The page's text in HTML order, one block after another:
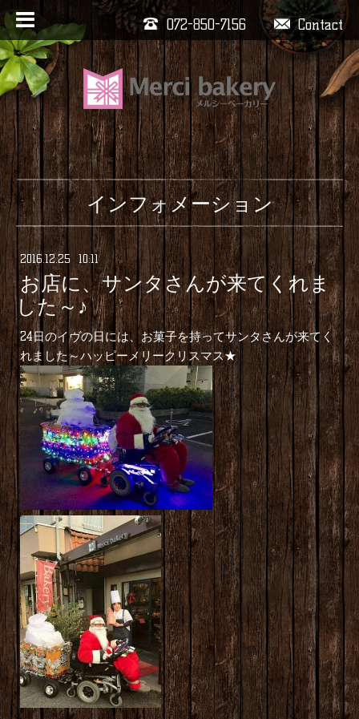
Contact
072-850-7156
インフォメーション
2016.12.25 10:11
お店に、サンタさんが来てくれま
した～♪
24日のイヴの日には、お菓子を持ってサンタさんが来てく
れました～ハッピーメリークリスマス★